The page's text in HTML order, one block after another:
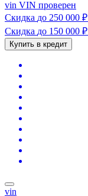
vin VIN проверен
Скидка до 250 000 ₽
Скидка до 150 000 ₽
Купить в кредит
vin